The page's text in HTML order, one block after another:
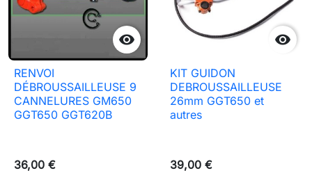

RENVOI
DÉBROUSSAILLEUSE 9
CANNELURES GM650
GGT650 GGT620B
36,00 €

KIT GUIDON
DEBROUSSAILLEUSE
26mm GGT650 et
autres
39,00 €